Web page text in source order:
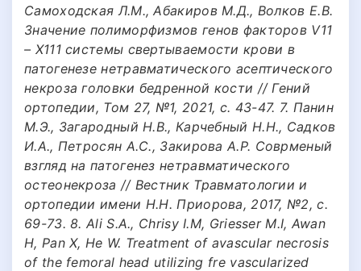
Самоходская Л.М., Абакиров М.Д., Волков Е.В.
Значение полиморфизмов генов факторов V11
– X111 системы свертываемости крови в
патогенезе нетравматического асептического
некроза головки бедренной кости // Гений
ортопедии, Том 27, №1, 2021, с. 43-47. 7. Панин
М.Э., Загародный Н.В., Карчебный Н.Н., Садков
И.А., Петросян А.С., Закирова А.Р. Соврменый
взгляд на патогенез нетравматического
остеонекроза // Вестник Травматологии и
ортопедии имени Н.Н. Приорова, 2017, №2, с.
69-73. 8. Ali S.A., Chrisy I.M, Griesser M.I, Awan
H, Pan X, He W. Treatment of avascular necrosis
of the femoral head utilizing fre vascularized